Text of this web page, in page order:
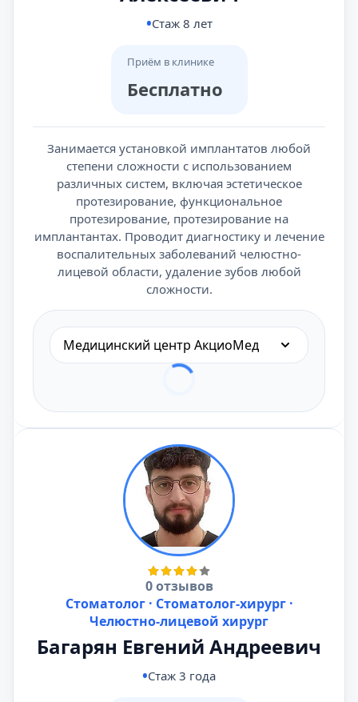
Стаж 8 лет
Приём в клинике
Бесплатно
Занимается установкой имплантатов любой
степени сложности с использованием
различных систем, включая эстетическое
протезирование, функциональное
протезирование, протезирование на
имплантантах. Проводит диагностику и лечение
воспалительных заболеваний челюстно-
лицевой области, удаление зубов любой
сложности.
Медицинский центр АкциоМед
0 отзывов
Стоматолог · Стоматолог-хирург ·
Челюстно-лицевой хирург
Багарян Евгений Андреевич
Стаж 3 года